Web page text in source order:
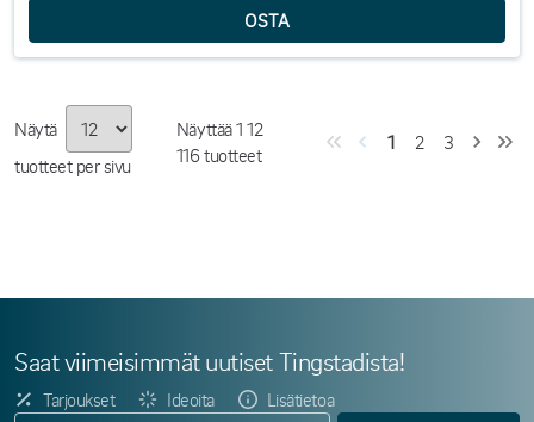
Näytä
tuotteet per sivu
Näyttää1 12
116 tuotteet
1 2 3
Saat viimeisimmät uutiset Tingstadista!
Tarjoukset Ideoita
Lisätietoa